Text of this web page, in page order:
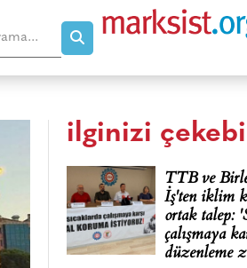
ilginizi
TTB ve
İş'ten iklim
ortak talep:
çalışmaya
düzenleme